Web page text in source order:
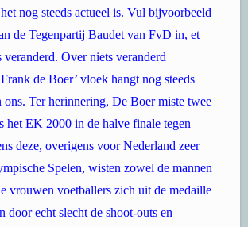
nog steeds actueel is. Vul bijvoorbeeld
de Tegenpartij Baudet van FvD in, et
veranderd. Over niets veranderd
de Boer’ vloek hangt nog steeds
ons. Ter herinnering, De Boer miste twee
het EK 2000 in de halve finale tegen
deze, overigens voor Nederland zeer
Spelen, wisten zowel de mannen
vrouwen voetballers zich uit de medaille
door echt slecht de shoot-outs en